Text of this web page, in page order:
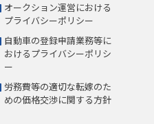
オークション運営における
プライバシーポリシー
自動車の登録申請業務等に
おけるプライバシーポリシ
ー
労務費等の適切な転嫁のた
めの価格交渉に関する方針